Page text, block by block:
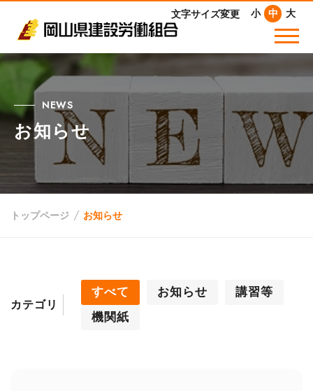
文字サイズ変更 小 中 大
NEWS
お知らせ
トップページ お知らせ
カテゴリ
すべて お知らせ
講習等
機関紙